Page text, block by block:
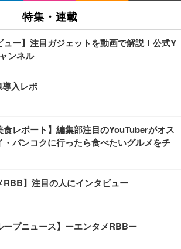
特集・連載
ュー】注目ガジェットを動画で解説！公式Y
ンネル
入レポ
食レポート】編集部注目のYouTuberがオス
・バンコクに行ったら食べたいグルメをチ
RBB】注目の人にインタビュー
ープニュース】ーエンタメRBBー